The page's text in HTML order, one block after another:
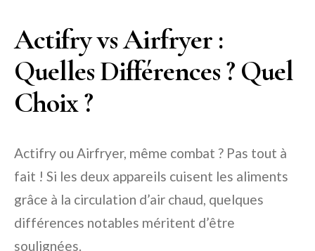
Actifry vs Airfryer :
Quelles Différences ? Quel
Choix ?
Actifry ou Airfryer, même combat ? Pas tout à
fait ! Si les deux appareils cuisent les aliments
grâce à la circulation d’air chaud, quelques
différences notables méritent d’être
soulignées.